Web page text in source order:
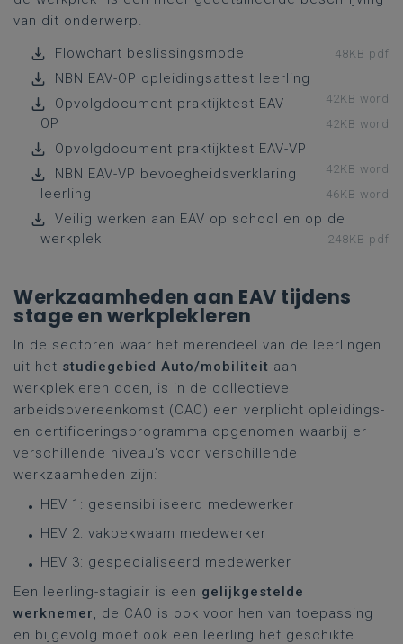
van dit onderwerp.
Flowchart beslissingsmodel
48KB pdf
NBN EAV-OP opleidingsattest leerling
42KB word
Opvolgdocument praktijktest EAV-
OP
42KB word
Opvolgdocument praktijktest EAV-VP
42KB word
NBN EAV-VP bevoegheidsverklaring
leerling
46KB word
Veilig werken aan EAV op school en op de
werkplek
248KB pdf
Werkzaamheden aan EAV tijdens
stage en werkplekleren
In de sectoren waar het merendeel van de leerlingen
uit het studiegebied Auto/mobiliteit aan
werkplekleren doen, is in de collectieve
arbeidsovereenkomst (CAO) een verplicht opleidings-
en certificeringsprogramma opgenomen waarbij er
verschillende niveau's voor verschillende
werkzaamheden zijn:
HEV 1: gesensibiliseerd medewerker
HEV 2: vakbekwaam medewerker
HEV 3: gespecialiseerd medewerker
Een leerling-stagiair is een gelijkgestelde
werknemer, de CAO is ook voor hen van toepassing
en bijgevolg moet ook een leerling het geschikte